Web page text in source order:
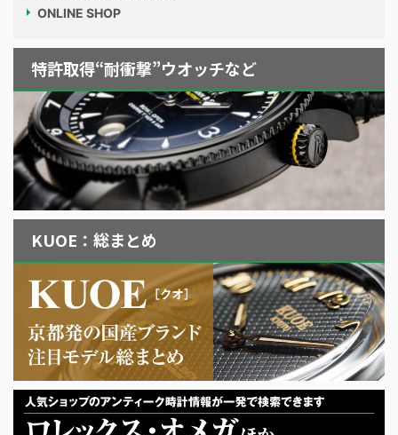
ONLINE SHOP
特許取得“耐衝撃”ウオッチなど
KUOE：総まとめ